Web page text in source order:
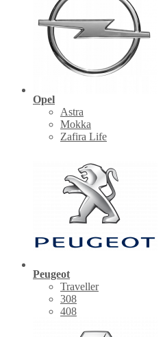
Opel
Astra
Mokka
Zafira Life
Peugeot
Traveller
308
408